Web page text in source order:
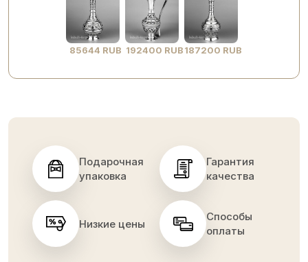
85644 RUB 192400 RUB187200 RUB
Подарочная
упаковка
Гарантия
качества
Низкие цены
Способы
оплаты